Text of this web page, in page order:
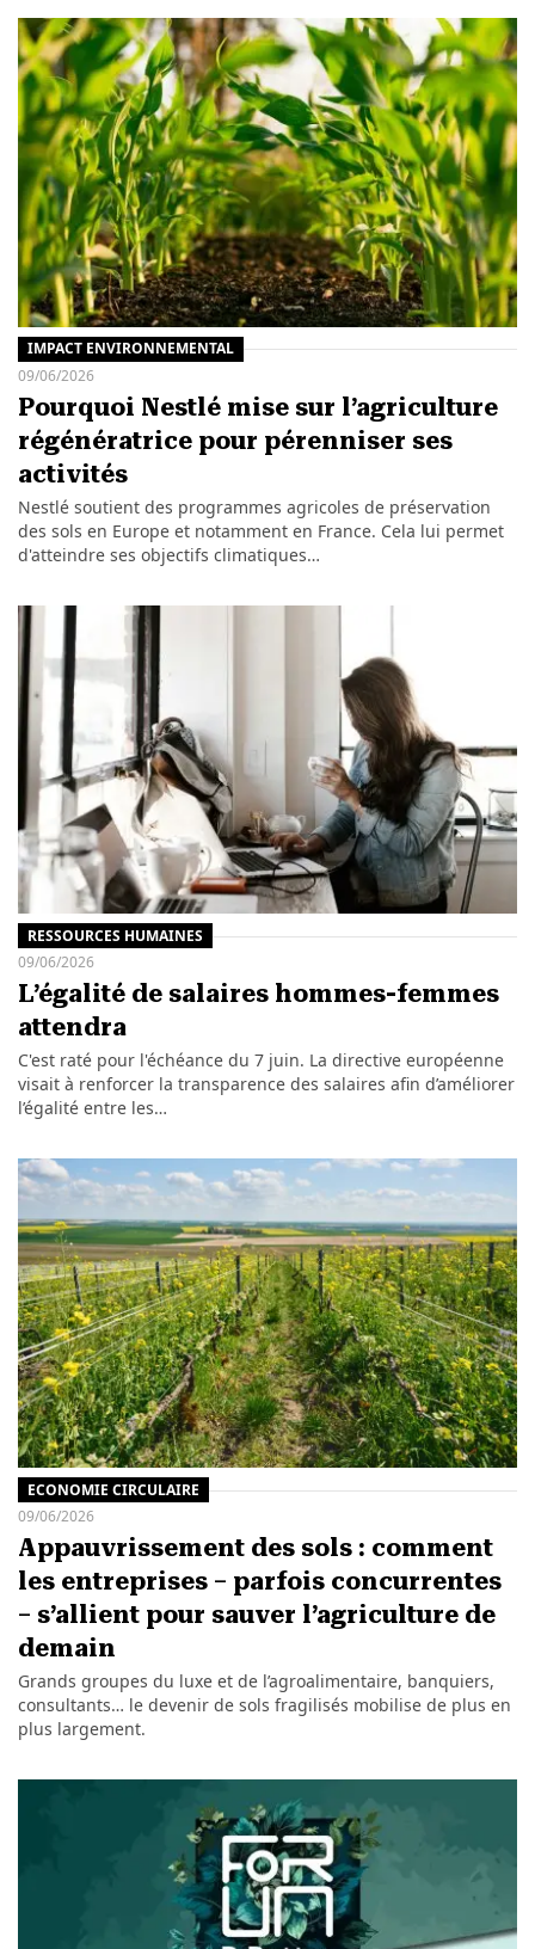
IMPACT ENVIRONNEMENTAL
09/06/2026
Pourquoi Nestlé mise sur l’agriculture
régénératrice pour pérenniser ses
activités
Nestlé soutient des programmes agricoles de préservation
des sols en Europe et notamment en France. Cela lui permet
d'atteindre ses objectifs climatiques…
RESSOURCES HUMAINES
09/06/2026
L’égalité de salaires hommes-femmes
attendra
C'est raté pour l'échéance du 7 juin. La directive européenne
visait à renforcer la transparence des salaires afin d’améliorer
l’égalité entre les…
ECONOMIE CIRCULAIRE
09/06/2026
Appauvrissement des sols : comment
les entreprises – parfois concurrentes
– s’allient pour sauver l’agriculture de
demain
Grands groupes du luxe et de l’agroalimentaire, banquiers,
consultants… le devenir de sols fragilisés mobilise de plus en
plus largement.